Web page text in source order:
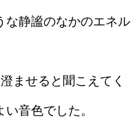
な静謐のなかのエネル
ませると聞こえてく
音色でした。